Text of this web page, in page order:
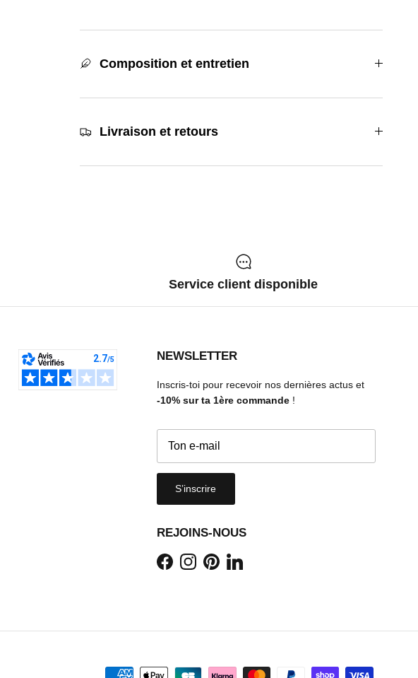
Composition et entretien
Livraison et retours
Service client disponible
NEWSLETTER
Inscris-toi pour recevoir nos dernières actus et
-10% sur ta 1ère commande!
S’inscrire
REJOINS-NOUS
FacebookInstagram
PinterestLinkedIn